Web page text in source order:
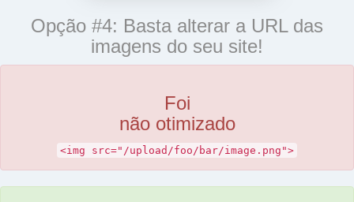
Opção #4: Basta alterar a URL das
imagens do seu site!
Foi
não otimizado
<img src="/upload/foo/bar/image.png">